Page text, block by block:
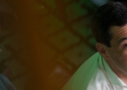
Copiar